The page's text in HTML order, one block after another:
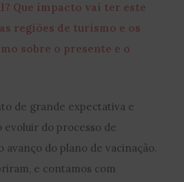
Que impacto vai ter este
regiões de turismo e os
sobre o presente e o
de grande expectativa e
evoluir do processo de
avanço do plano de vacinação.
e contamos com